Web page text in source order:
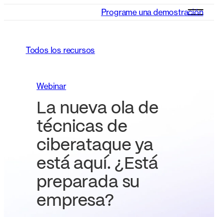
Programe una demostración
Todos los recursos
Webinar
La nueva ola de
técnicas de
ciberataque ya
está aquí. ¿Está
preparada su
empresa?